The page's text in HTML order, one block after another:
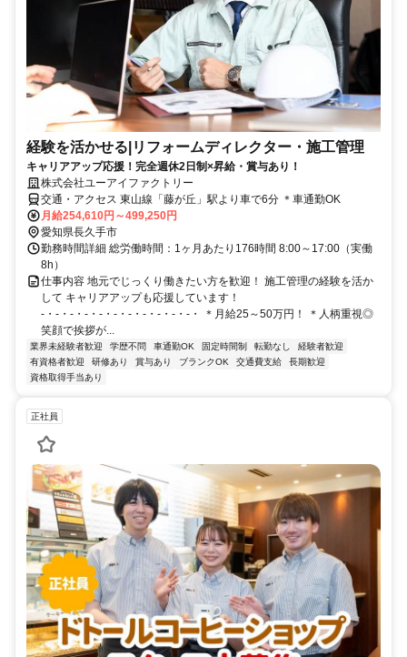
経験を活かせる|リフォームディレクター・施工管理
キャリアアップ応援！完全週休2日制×昇給・賞与あり！
株式会社ユーアイファクトリー
交通・アクセス 東山線「藤が丘」駅より車で6分 ＊車通勤OK
月給254,610円～499,250円
愛知県長久手市
勤務時間詳細 総労働時間：1ヶ月あたり176時間 8:00～17:00（実働
8h）
仕事内容 地元でじっくり働きたい方を歓迎！ 施工管理の経験を活か
して キャリアアップも応援しています！
-・-・-・-・-・-・-・-・-・-・-・ ＊月給25～50万円！ ＊人柄重視◎
笑顔で挨拶が...
業界未経験者歓迎 学歴不問 車通勤OK 固定時間制 転勤なし
経験者歓迎
有資格者歓迎
研修あり 賞与あり ブランクOK 交通費支給
長期歓迎
資格取得手当あり
正社員